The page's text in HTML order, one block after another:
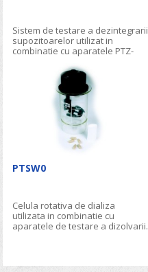
Sistem de testare a dezintegrarii
supozitoarelor utilizat in
combinatie cu aparatele PTZ-
PTSW0
Celula rotativa de dializa
utilizata in combinatie cu
aparatele de testare a dizolvarii.